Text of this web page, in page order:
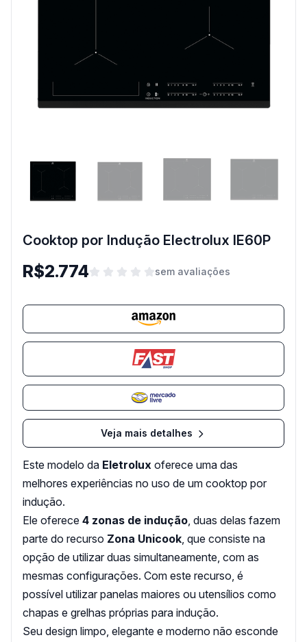
Cooktop por Indução Electrolux IE60P
R$2.774 sem avaliações
Veja mais detalhes
Este modelo da Eletrolux oferece uma das
melhores experiências no uso de um cooktop por
indução.
Ele oferece 4 zonas de indução , duas delas fazem
parte do recurso Zona Unicook , que consiste na
opção de utilizar duas simultaneamente, com as
mesmas configurações. Com este recurso, é
possível utilizar panelas maiores ou utensílios como
chapas e grelhas próprias para indução.
Seu design limpo, elegante e moderno não esconde